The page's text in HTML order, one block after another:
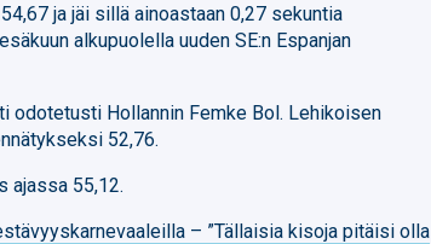
ja jäi sillä ainoastaan 0,27 sekuntia
alkupuolella uuden SE:n Espanjan
odotetusti Hollannin Femke Bol. Lehikoisen
52,76.
ajassa 55,12.
– ”Tällaisia kisoja pitäisi olla